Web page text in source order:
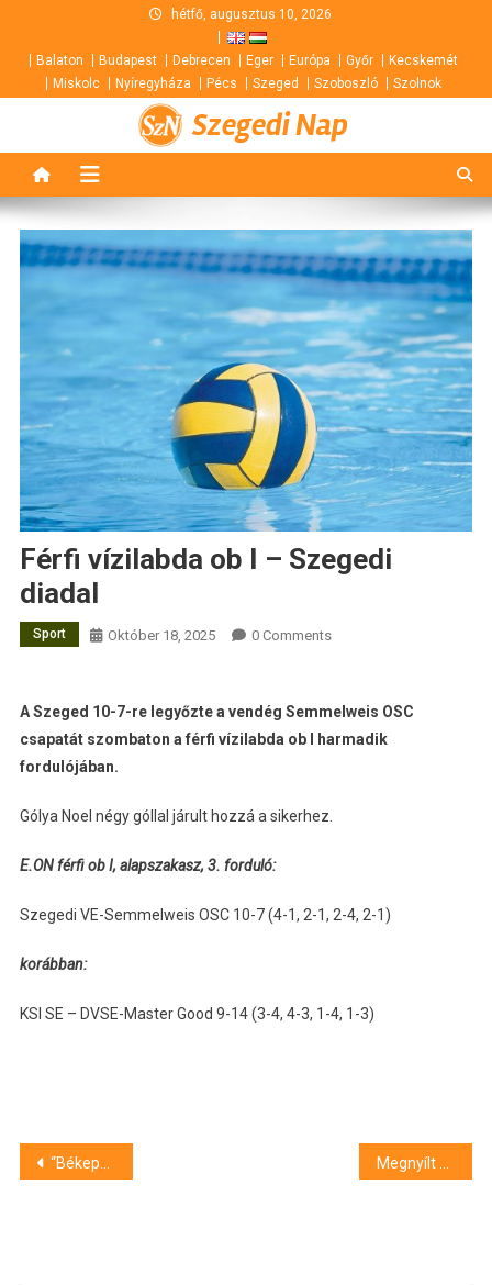
content
hétfő, augusztus 10, 2026
Balaton Budapest Debrecen Eger Európa Győr
Kecskemét
Miskolc
Nyíregyháza Pécs Szeged Szoboszló Szolnok
Szegedi Nap
Férfi vízilabda ob I – Szegedi
diadal
Sport Október 18, 2025 0 Comments
A Szeged 10-7-re legyőzte a vendég Semmelweis OSC
csapatát szombaton a férfi vízilabda ob I harmadik
fordulójában.
Gólya Noel négy góllal járult hozzá a sikerhez.
E.ON férfi ob I, alapszakasz, 3. forduló:
Szegedi VE-Semmelweis OSC 10-7 (4-1, 2-1, 2-4, 2-1)
korábban:
KSI SE – DVSE-Master Good 9-14 (3-4, 4-3, 1-4, 1-3)
Bejegyzés
“Békepárti” megyéspüspök kampányol a Fidesznek